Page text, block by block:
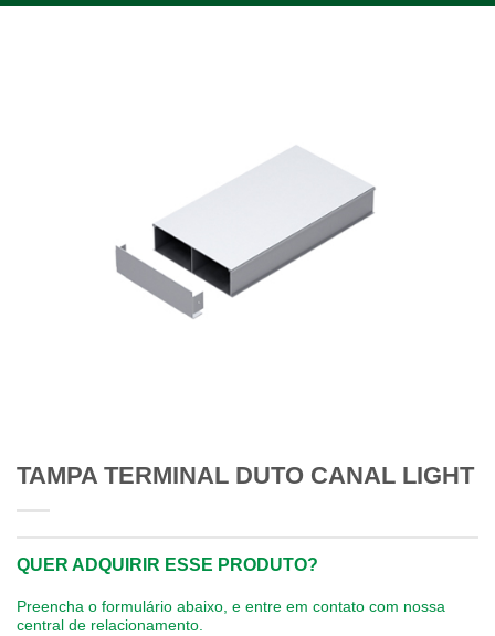
TAMPA TERMINAL DUTO CANAL LIGHT
QUER ADQUIRIR ESSE PRODUTO?
Preencha o formulário abaixo, e entre em contato com nossa
central de relacionamento.